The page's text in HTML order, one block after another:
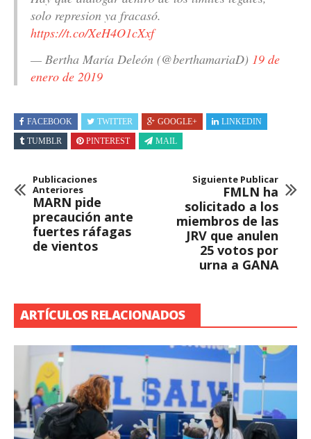
solo represion ya fracasó.
https://t.co/XeH4O1cXxf
— Bertha María Deleón (@berthamariaD) 19 de
enero de 2019
FACEBOOK TWITTER GOOGLE+
LINKEDIN
TUMBLR
PINTEREST MAIL
Publicaciones
Anteriores
MARN pide
precaución ante
fuertes ráfagas
de vientos
Siguiente Publicar
FMLN ha
solicitado a los
miembros de las
JRV que anulen
25 votos por
urna a GANA
ARTÍCULOS RELACIONADOS